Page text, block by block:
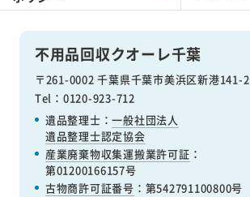
不用品回収クオーレ千葉
〒261-0002 千葉県千葉市美浜区新港141-2
Tel：0120-923-712
遺品整理士：一般社団法人
遺品整理士認定協会
産業廃棄物収集運搬業許可証 ：
第01200166157号
古物商許可証番号 ：第542791100800号